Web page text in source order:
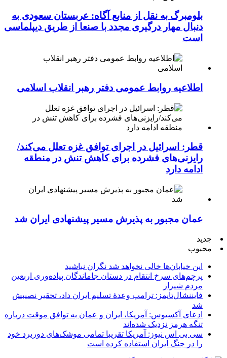
بلومبرگ به نقل از منابع آگاه: عربستان سعودی به
دنبال مهار درگیری مجدد با صنعا از طریق دیپلماسی
است
اطلاعیه روابط عمومی دفتر رهبر انقلاب اسلامی
قطر: اسرائیل در اجرای توافق غزه تعلل می‌کند/
رایزنی‌های فشرده برای کاهش تنش در منطقه
ادامه دارد
عمان مجبور به پذیرش مسیر پیشنهادی ایران شد
جدید
محبوب
این خیابان‌ها خالی نخواهد شد نگران نباشید
پرچم‌های سرخ انتقام در دستان جاماندگان پیاده‌وری اربعین
مردم شیراز
فایننشال‌تایمز: ترامپ وعدۀ تسلیم ایران داد، تحقیر نصیبش
شد
ادعای آکسیوس: آمریکا، ایران و عمان به توافق موقت درباره
تنگه هرمز نزدیک شده‌اند
سی بی اس نیوز: آمریکا تقریبا تمامی موشک‌های دوربرد خود
را در جنگ ایران استفاده کرده است